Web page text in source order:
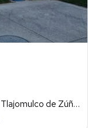
Bosques De Santa Anita 2377, El Paraíso, Tlajomulco de Zúñiga